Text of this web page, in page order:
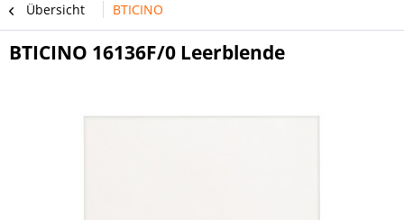
Übersicht BTICINO
BTICINO 16136F/0 Leerblende